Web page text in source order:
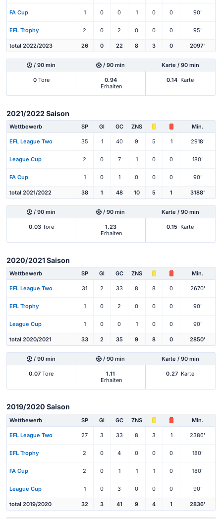
FA Cup 1 0 0 1 0 0 90'
EFL Trophy 2 0 2 0 0 0 95'
total 2022/2023 26 0 22 8 3 0 2097'
/ 90 min / 90 min Karte / 90 min
0Tore
0.94
Erhalten
0.14 Karte
2021/2022 Saison
Wettbewerb SP Gl GC ZNS Min.
EFL League Two 35 1 40 9 5 1 2918'
League Cup 2 0 7 1 0 0 180'
FA Cup 1 0 1 0 0 0 90'
total 2021/2022 38 1 48 10 5 1 3188'
/ 90 min / 90 min Karte / 90 min
0.03Tore
1.23
Erhalten
0.15 Karte
2020/2021 Saison
Wettbewerb SP Gl GC ZNS Min.
EFL League Two 31 2 33 8 8 0 2670'
EFL Trophy 1 0 2 0 0 0 90'
League Cup 1 0 0 1 0 0 90'
total 2020/2021 33 2 35 9 8 0 2850'
/ 90 min / 90 min Karte / 90 min
0.07 Tore
1.11
Erhalten
0.27 Karte
2019/2020 Saison
Wettbewerb SP Gl GC ZNS Min.
EFL League Two 27 3 33 8 3 1 2386'
EFL Trophy 2 0 4 0 0 0 180'
FA Cup 2 0 1 1 1 0 180'
League Cup 1 0 3 0 0 0 90'
total 2019/2020 32 3 41 9 4 1 2836'